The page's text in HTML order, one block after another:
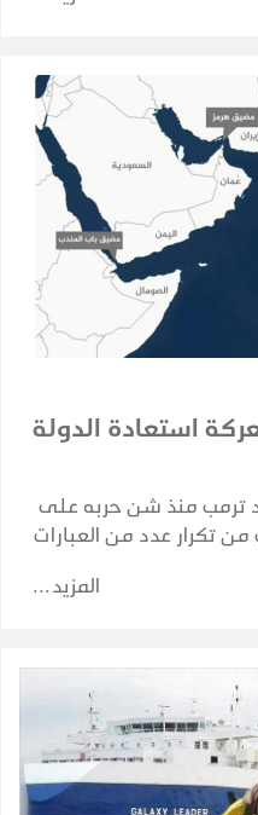
استعادة الدولة
ترمب منذ شن حربه على
من تكرار عدد من العبارات
كله منها.
المزيد